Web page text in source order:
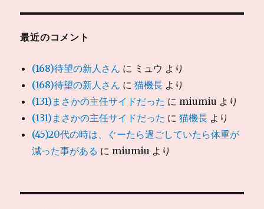
最近のコメント
(168)待望の新人さん に ミュウ より
(168)待望の新人さん に猫機長 より
(131)まさかの主任サイドだった に miumiu より
(131)まさかの主任サイドだった に猫機長 より
(45)20代の時は、ぐーたら過ごしていたら体重が
減った事がある に miumiu より